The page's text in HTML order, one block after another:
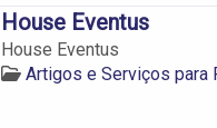
House Eventus
House Eventus
Artigos e Serviços para